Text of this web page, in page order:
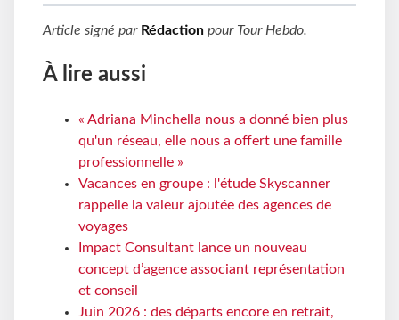
Article signé par Rédaction pour Tour Hebdo.
À lire aussi
« Adriana Minchella nous a donné bien plus
qu'un réseau, elle nous a offert une famille
professionnelle »
Vacances en groupe : l'étude Skyscanner
rappelle la valeur ajoutée des agences de
voyages
Impact Consultant lance un nouveau
concept d’agence associant représentation
et conseil
Juin 2026 : des départs encore en retrait,